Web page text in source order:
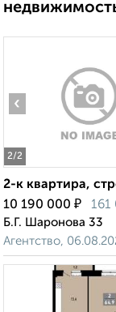
2/2
‹
2-к квартира,
10 190 000 ₽ 161
Б.Г. Шаронова 33
Агентство,